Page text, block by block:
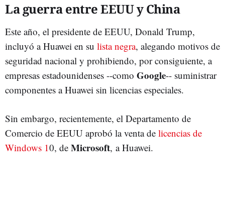
La guerra entre EEUU y China
Este año, el presidente de EEUU, Donald Trump,
incluyó a Huawei en su lista negra, alegando motivos de
seguridad nacional y prohibiendo, por consiguiente, a
empresas estadounidenses --como Google-- suministrar
componentes a Huawei sin licencias especiales.
Sin embargo, recientemente, el Departamento de
Comercio de EEUU aprobó la venta de licencias de
Windows 10, de Microsoft, a Huawei.